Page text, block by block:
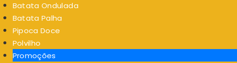
Batata Ondulada
Batata Palha
Pipoca Doce
Polvilho
Promoções